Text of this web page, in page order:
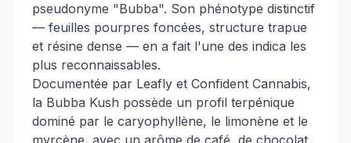
pseudonyme "Bubba". Son phénotype distinctif
— feuilles pourpres foncées, structure trapue
et résine dense — en a fait l'une des indica les
plus reconnaissables.
Documentée par Leafly et Confident Cannabis,
la Bubba Kush possède un profil terpénique
dominé par le caryophyllène, le limonène et le
myrcène, avec un arôme de café, de chocolat